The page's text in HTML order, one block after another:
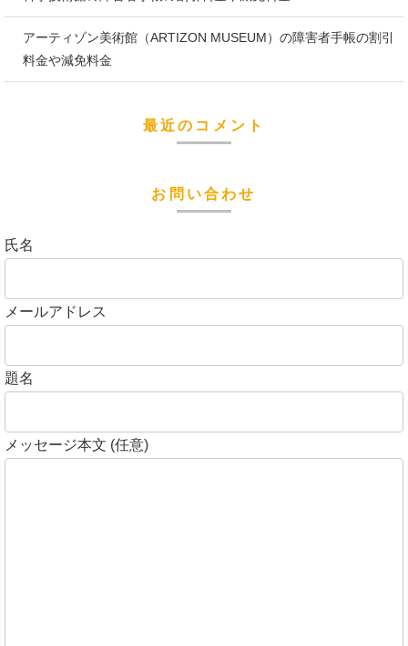
アーティゾン美術館（ARTIZON MUSEUM）の障害者手帳の割引
料金や減免料金
最近のコメント
お問い合わせ
氏名
メールアドレス
題名
メッセージ本文 (任意)